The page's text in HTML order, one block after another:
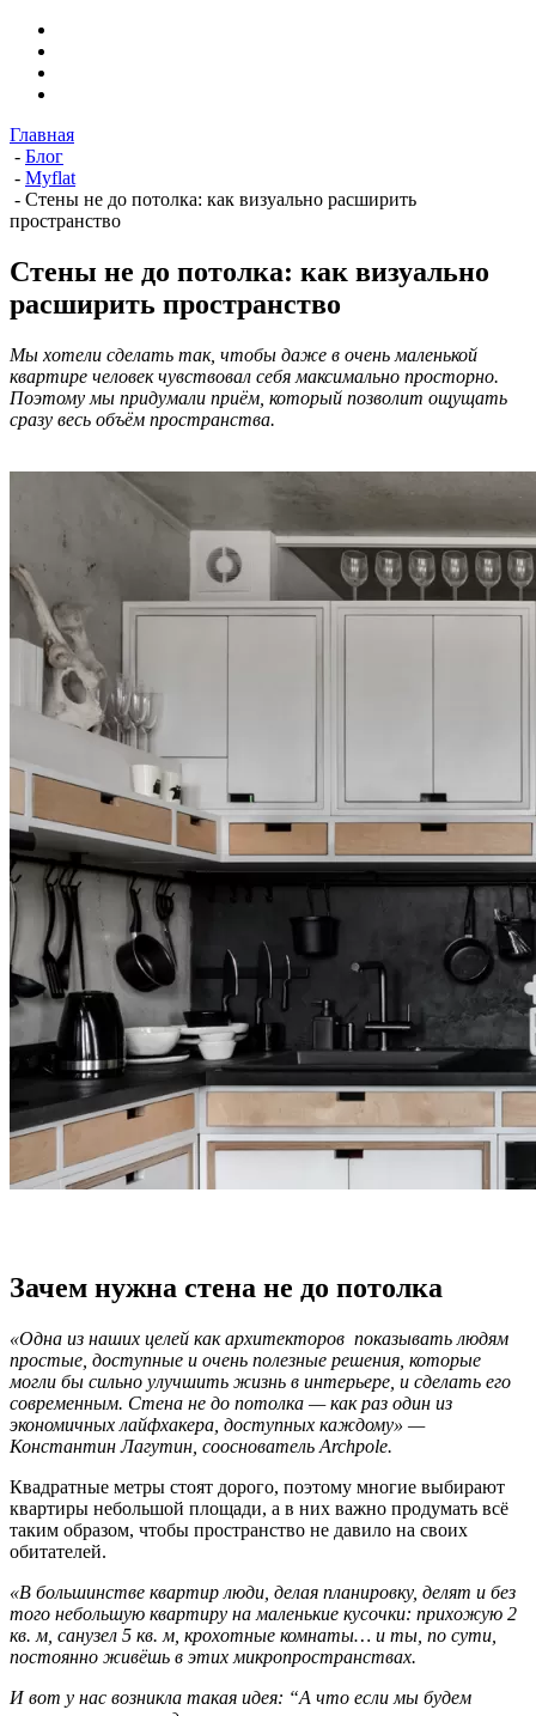
Главная
- Блог
- Myflat
- Стены не до потолка: как визуально расширить
пространство
Стены не до потолка: как визуально
расширить пространство
Мы хотели сделать так, чтобы даже в очень маленькой
квартире человек чувствовал себя максимально просторно.
Поэтому мы придумали приём, который позволит ощущать
сразу весь объём пространства.
Зачем нужна стена не до потолка
«Одна из наших целей как архитекторов показывать людям
простые, доступные и очень полезные решения, которые
могли бы сильно улучшить жизнь в интерьере, и сделать его
современным. Стена не до потолка — как раз один из
экономичных лайфхакера, доступных каждому» —
Константин Лагутин, сооснователь Archpole.
Квадратные метры стоят дорого, поэтому многие выбирают
квартиры небольшой площади, а в них важно продумать всё
таким образом, чтобы пространство не давило на своих
обитателей.
«В большинстве квартир люди, делая планировку, делят и без
того небольшую квартиру на маленькие кусочки: прихожую 2
кв. м, санузел 5 кв. м, крохотные комнаты… и ты, по сути,
постоянно живёшь в этих микропространствах.
И вот у нас возникла такая идея: “А что если мы будем